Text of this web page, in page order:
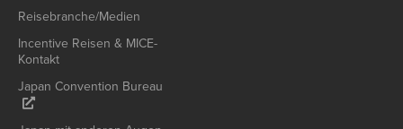
Reisebranche/Medien
Incentive Reisen & MICE-
Kontakt
Japan Convention Bureau